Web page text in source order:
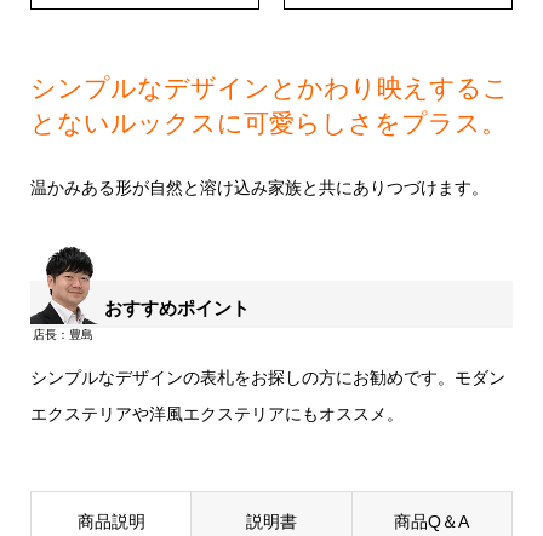
シンプルなデザインとかわり映えするこ
とないルックスに可愛らしさをプラス。
温かみある形が自然と溶け込み家族と共にありつづけます。
おすすめポイント
シンプルなデザインの表札をお探しの方にお勧めです。モダン
エクステリアや洋風エクステリアにもオススメ。
商品説明 説明書 商品Q＆A